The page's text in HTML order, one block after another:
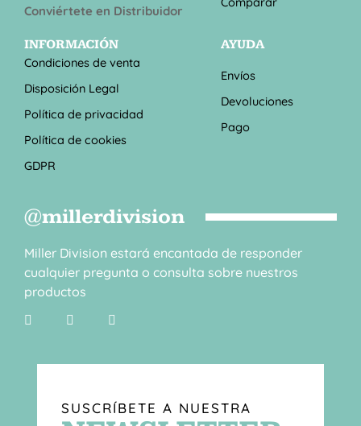
Conviértete en Distribuidor
INFORMACIÓN
Condiciones de venta
Disposición Legal
Política de privacidad
Política de cookies
GDPR
AYUDA
Envíos
Devoluciones
Pago
@millerdivision
Miller Division estará encantada de responder
cualquier pregunta o consulta sobre nuestros
productos
SUSCRÍBETE A NUESTRA